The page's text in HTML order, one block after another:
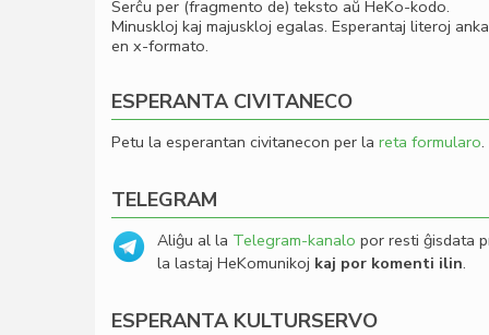
Serĉu per (fragmento de) teksto aŭ HeKo-kodo.
Minuskloj kaj majuskloj egalas. Esperantaj literoj
en x-formato.
ESPERANTA CIVITANECO
Petu la esperantan civitanecon per la reta formularo.
TELEGRAM
Aliĝu al la Telegram-kanalo por resti ĝisdata
la lastaj HeKomunikoj kaj por komenti ilin.
ESPERANTA KULTURSERVO